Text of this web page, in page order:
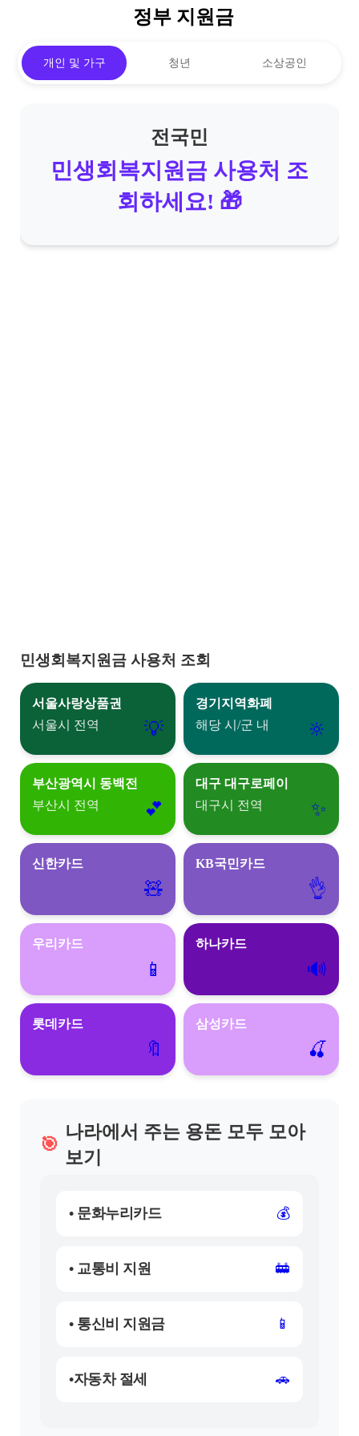
정부 지원금
개인 및 가구 청년 소상공인
전국민
민생회복지원금 사용처 조
회하세요! 🎁
민생회복지원금 사용처 조회
서울사랑상품권
서울시 전역
💡
경기지역화폐
해당 시/군 내
🔆
부산광역시 동백전
부산시 전역
💕
대구 대구로페이
대구시 전역
✨
신한카드
🧸
KB국민카드
👌
우리카드
📱
하나카드
🔊
롯데카드
🔖
삼성카드
🍒
🎯
나라에서 주는 용돈 모두 모아
보기
• 문화누리카드 💰
• 교통비 지원 🚋
• 통신비 지원금 📱
•자동차 절세 🚗